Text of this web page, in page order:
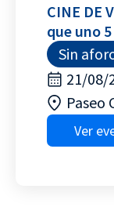
CINE DE
que uno
Sin
21/08/
Paseo
Ver